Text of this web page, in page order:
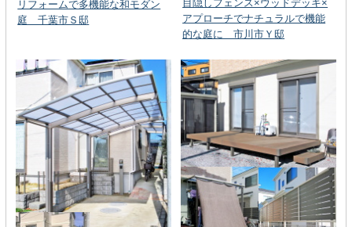
リフォームで多機能な和モダン
庭 千葉市Ｓ邸
目隠しフェンス×ウッドデッキ×
アプローチでナチュラルで機能
的な庭に 市川市Ｙ邸